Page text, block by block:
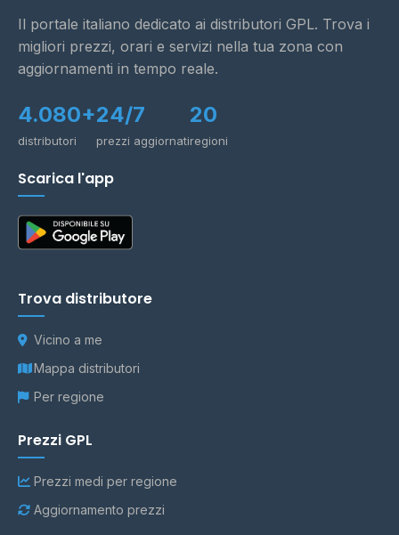
Il portale italiano dedicato ai distributori GPL. Trova i
migliori prezzi, orari e servizi nella tua zona con
aggiornamenti in tempo reale.
4.080+
distributori
24/7
prezzi aggiornati
20
regioni
Scarica l'app
Trova distributore
Vicino a me
Mappa distributori
Per regione
Prezzi GPL
Prezzi medi per regione
Aggiornamento prezzi